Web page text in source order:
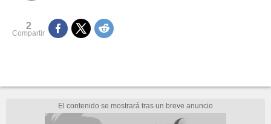
2
Compartir